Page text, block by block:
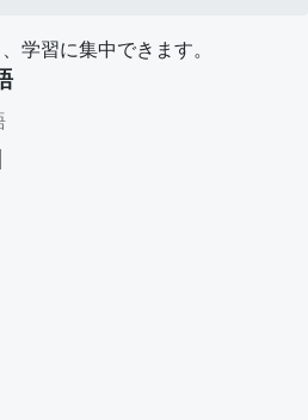
学習に集中できます。